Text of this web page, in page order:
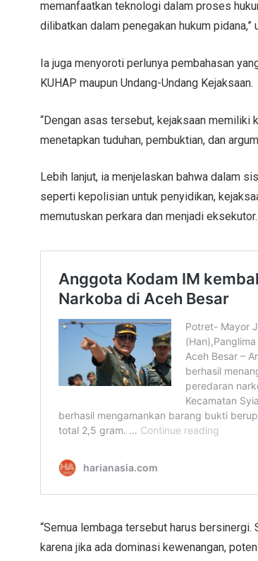
memanfaatkan teknologi dalam proses
dilibatkan dalam penegakan hukum pidana,”
Ia juga menyoroti perlunya pembahasan
KUHAP maupun Undang-Undang Kejaksaan.
“Dengan asas tersebut, kejaksaan memiliki
menetapkan tuduhan, pembuktian, dan
Lebih lanjut, ia menjelaskan bahwa dalam
seperti kepolisian untuk penyidikan,
memutuskan perkara dan menjadi eksekutor.
“Semua lembaga tersebut harus
karena jika ada dominasi kewenangan,